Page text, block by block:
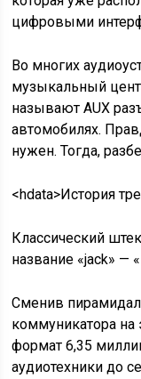
цифровыми
Во многих
музыкальный
называют AUX
автомобилях.
нужен. Тогда,
<hdata>История
Классический
название «jack» —
Сменив
коммуникатора на
формат 6,35
аудиотехники до